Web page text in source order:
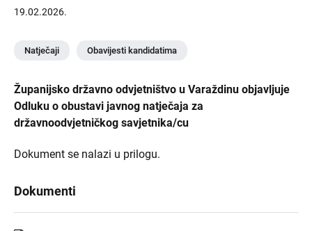
19.02.2026.
Natječaji Obavijesti kandidatima
Županijsko državno odvjetništvo u Varaždinu objavljuje
Odluku o obustavi javnog natječaja za
državnoodvjetničkog savjetnika/cu
Dokument se nalazi u prilogu.
Dokumenti